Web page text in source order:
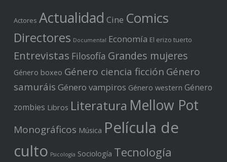
Actores Actualidad Cine Comics
Directores Documental Economía El erizo tuerto
Entrevistas Filosofía Grandes mujeres
Género boxeo Género ciencia ficción Género
samuráis Género vampiros Género western Género
zombies Libros Literatura Mellow Pot
Monográficos Música Película de
culto Psicología Sociología Tecnología